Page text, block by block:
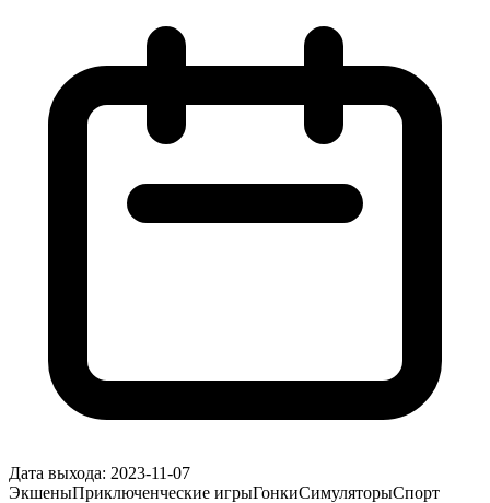
Дата выхода: 2023-11-07
ЭкшеныПриключенческие игрыГонкиСимуляторыСпорт